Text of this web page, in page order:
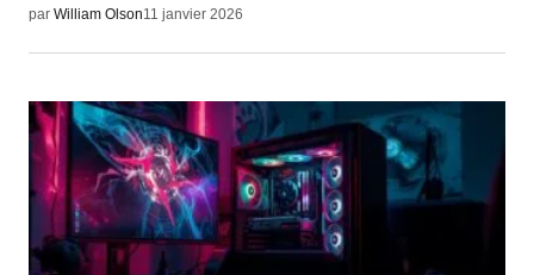
par William Olson11 janvier 2026